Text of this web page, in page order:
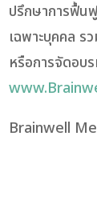
ปรึกษาการฟื้น
เฉพาะบุคคล ร
หรือการจัดอบ
Brainwell